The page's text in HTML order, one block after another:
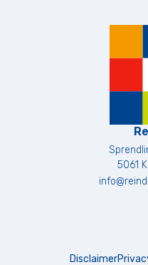
5061
Disclaimer